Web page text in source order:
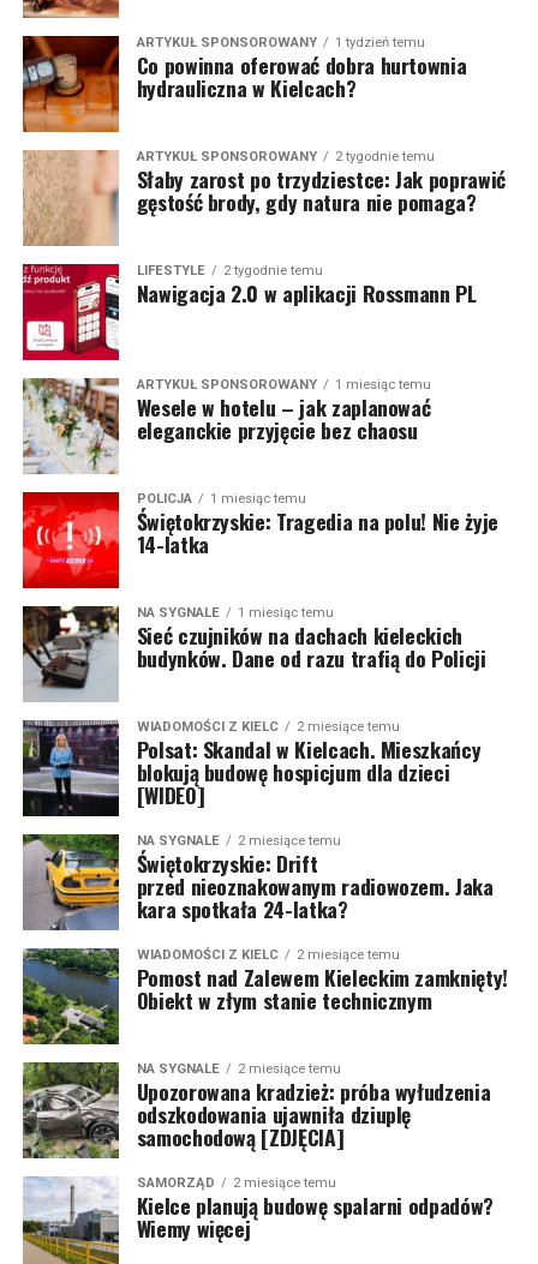
ARTYKUŁ SPONSOROWANY 1 tydzień temu
Co powinna oferować dobra hurtownia
hydrauliczna w Kielcach?
ARTYKUŁ SPONSOROWANY 2 tygodnie temu
Słaby zarost po trzydziestce: Jak poprawić
gęstość brody, gdy natura nie pomaga?
LIFESTYLE 2 tygodnie temu
Nawigacja 2.0 w aplikacji Rossmann PL
ARTYKUŁ SPONSOROWANY 1 miesiąc temu
Wesele w hotelu – jak zaplanować
eleganckie przyjęcie bez chaosu
POLICJA 1 miesiąc temu
Świętokrzyskie: Tragedia na polu! Nie żyje
14-latka
NA SYGNALE 1 miesiąc temu
Sieć czujników na dachach kieleckich
budynków. Dane od razu trafią do Policji
WIADOMOŚCI Z KIELC 2 miesiące temu
Polsat: Skandal w Kielcach. Mieszkańcy
blokują budowę hospicjum dla dzieci
[WIDEO]
NA SYGNALE 2 miesiące temu
Świętokrzyskie: Drift
przed nieoznakowanym radiowozem. Jaka
kara spotkała 24-latka?
WIADOMOŚCI Z KIELC 2 miesiące temu
Pomost nad Zalewem Kieleckim zamknięty!
Obiekt w złym stanie technicznym
NA SYGNALE 2 miesiące temu
Upozorowana kradzież: próba wyłudzenia
odszkodowania ujawniła dziuplę
samochodową [ZDJĘCIA]
SAMORZĄD 2 miesiące temu
Kielce planują budowę spalarni odpadów?
Wiemy więcej